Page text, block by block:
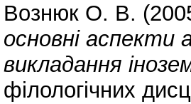
Вознюк О. В.
основні аспекти
викладання
філологічних